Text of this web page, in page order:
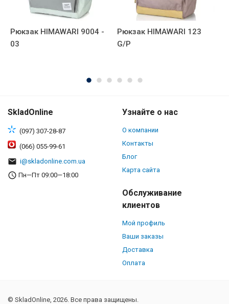
Рюкзак HIMAWARI 9004 -
03
Рюкзак HIMAWARI 123
G/P
SkladOnline
(097) 307-28-87
(066) 055-99-61
i@skladonline.com.ua
Пн—Пт 09:00—18:00
Узнайте о нас
О компании
Контакты
Блог
Карта сайта
Обслуживание
клиентов
Мой профиль
Ваши заказы
Доставка
Оплата
© SkladOnline, 2026. Все права защищены.